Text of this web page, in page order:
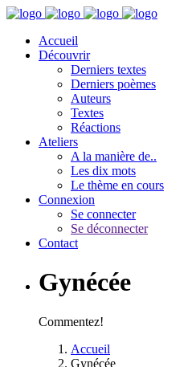
Accueil
Découvrir
Derniers textes
Derniers poèmes
Auteurs
Textes
Réactions
Ateliers
A la manière de..
Les dix mots
Le thème en cours
Connexion
Se connecter
Se déconnecter
Contact
Gynécée
Commentez!
Accueil
Gynécée